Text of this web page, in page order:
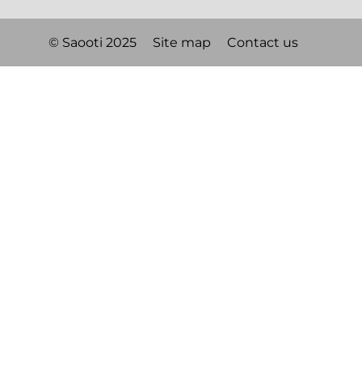
© Saooti 2025 Site map Contact us